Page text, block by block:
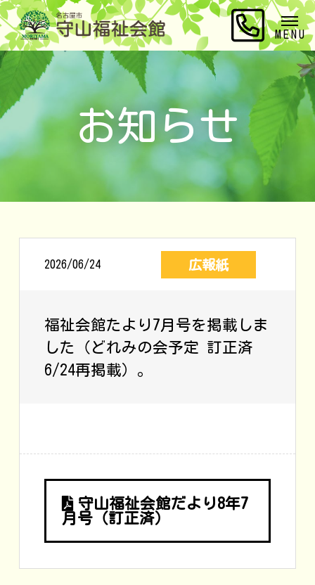
MENU
お知らせ
2026/06/24 広報紙
福祉会館たより7月号を掲載しま
した（どれみの会予定 訂正済
6/24再掲載）。
守山福祉会館だより8年7
月号（訂正済）